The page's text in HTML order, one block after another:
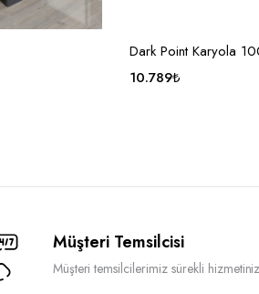
Dark Point Karyola
10.789₺
Müşteri Temsilcisi
Müşteri temsilcilerimiz sürekli